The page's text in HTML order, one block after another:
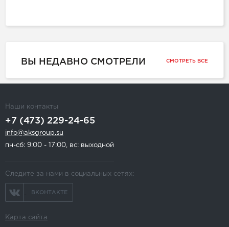
ВЫ НЕДАВНО СМОТРЕЛИ СМОТРЕТЬ ВСЕ
Наши контакты
+7 (473) 229-24-65
info@aksgroup.su
пн-сб: 9:00 - 17:00, вс: выходной
Следите за нами в социальных сетях:
ВКОНТАКТЕ
Карта сайта